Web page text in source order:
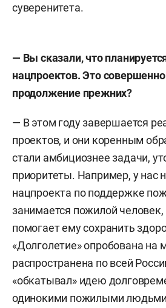
суверенитета.
— Вы сказали, что
нацпроектов. Это
продолжение прежних?
— В этом году завершается
проектов, и они коренным
стали амбициознее задачи,
приоритеты. Например, у нас
нацпроекта по поддержке
занимается пожилой человек,
помогает ему сохранить
«Долголетие» опробована на
распространена по всей
«обкатывал» идею
одинокими пожилыми